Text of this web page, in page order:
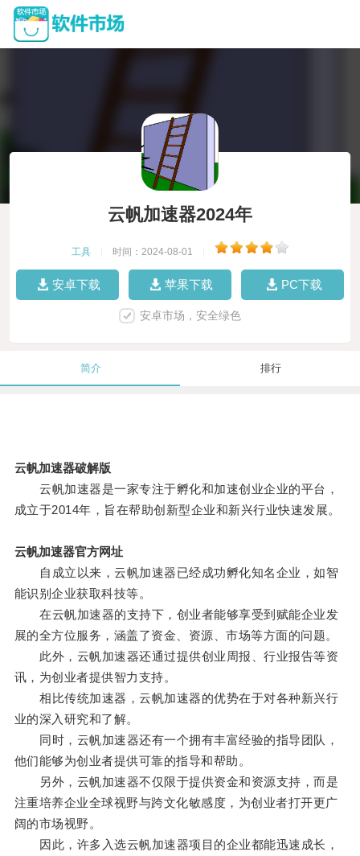
云帆加速器2024年
工具 时间：2024-08-01
安卓下载 苹果下载 PC下载
安卓市场，安全绿色
简介 排行
云帆加速器破解版
云帆加速器是一家专注于孵化和加速创业企业的平台，
成立于2014年，旨在帮助创新型企业和新兴行业快速发展。
云帆加速器官方网址
自成立以来，云帆加速器已经成功孵化知名企业，如智
能识别企业获取科技等。
在云帆加速器的支持下，创业者能够享受到赋能企业发
展的全方位服务，涵盖了资金、资源、市场等方面的问题。
此外，云帆加速器还通过提供创业周报、行业报告等资
讯，为创业者提供智力支持。
相比传统加速器，云帆加速器的优势在于对各种新兴行
业的深入研究和了解。
同时，云帆加速器还有一个拥有丰富经验的指导团队，
他们能够为创业者提供可靠的指导和帮助。
另外，云帆加速器不仅限于提供资金和资源支持，而是
注重培养企业全球视野与跨文化敏感度，为创业者打开更广
阔的市场视野。
因此，许多入选云帆加速器项目的企业都能迅速成长，